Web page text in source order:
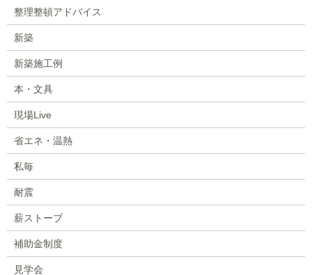
整理整頓アドバイス
新築
新築施工例
本・文具
現場Live
省エネ・温熱
私毎
耐震
薪ストーブ
補助金制度
見学会